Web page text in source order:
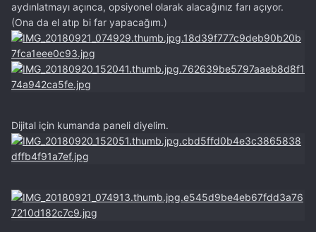
aydınlatmayı açınca, opsiyonel olarak alacağınız farı açıyor.
(Ona da el atıp bi far yapacağım.)
Dijital için kumanda paneli diyelim.